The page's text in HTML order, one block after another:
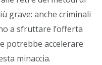
grave: anche criminali
a sfruttare l’offerta
potrebbe accelerare
minaccia.